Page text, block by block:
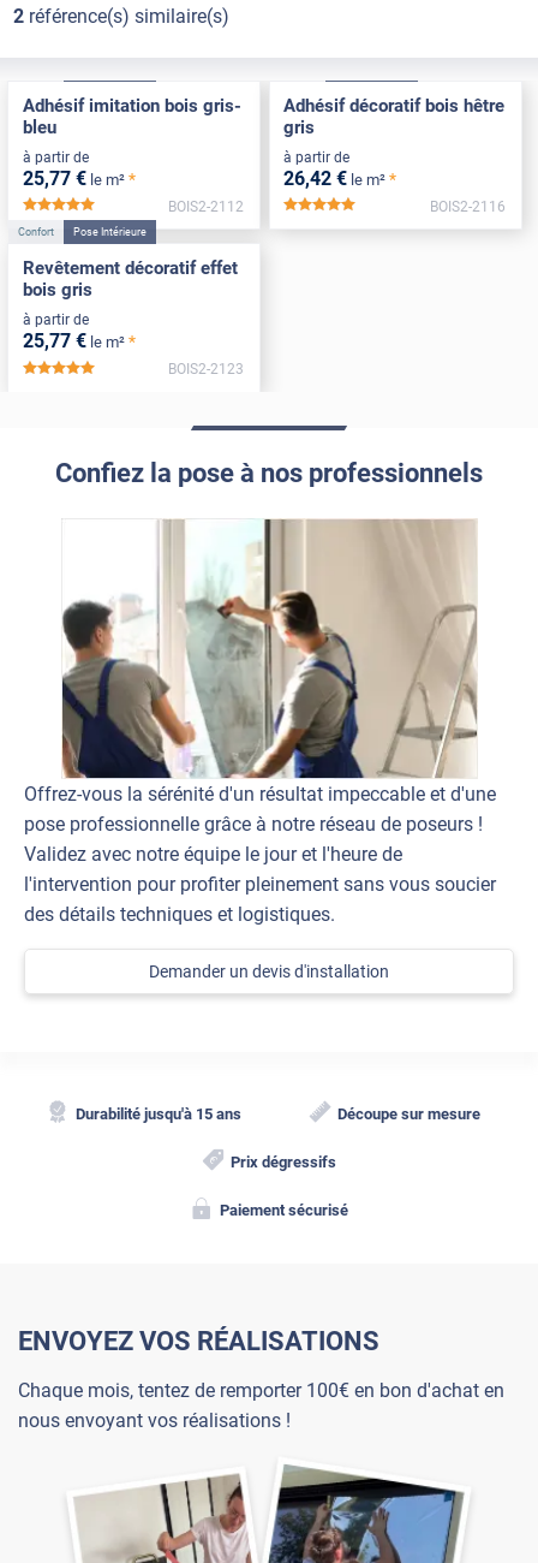
2référence(s) similaire(s)
Adhésif imitation bois gris-
bleu
à partir de
25,77 € le m² *
*****
BOIS2-2112
Adhésif décoratif bois hêtre
gris
à partir de
26,42 € le m² *
BOIS2-2116
Confort Pose Intérieure
Revêtement décoratif effet
bois gris
à partir de
25,77 € le m² *
*****
BOIS2-2123
Confiez la pose à nos professionnels
Offrez-vous la sérénité d'un résultat impeccable et d'une
pose professionnelle grâce à notre réseau de poseurs !
Validez avec notre équipe le jour et l'heure de
l'intervention pour profiter pleinement sans vous soucier
des détails techniques et logistiques.
Demander un devis d'installation
Durabilité jusqu'à 15 ans Découpe sur mesure
Prix dégressifs
Paiement sécurisé
ENVOYEZ VOS RÉALISATIONS
Chaque mois, tentez de remporter 100€ en bon d'achat en
nous envoyant vos réalisations !